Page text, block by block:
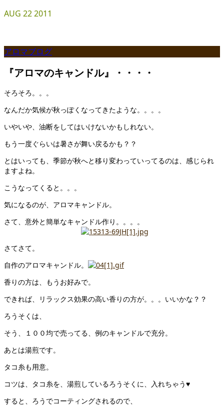
AUG 222011
アロマブログ
『アロマのキャンドル』・・・・
そろそろ。。。
なんだか気候が秋っぽくなってきたような。。。。
いやいや、油断をしてはいけないかもしれない。
もう一度ぐらいは暑さが舞い戻るかも？？
とはいっても、季節が秋へと移り変わっていってるのは、感じられ
ますよね。
こうなってくると。。。
気になるのが、アロマキャンドル。
さて、意外と簡単なキャンドル作り。。。。
さてさて。
自作のアロマキャンドル。
香りの方は、もうお好みで。
できれば、リラックス効果の高い香りの方が。。。いいかな？？
ろうそくは、
そう、１００均で売ってる、例のキャンドルで充分。
あとは湯煎です。
タコ糸も用意。
コツは、タコ糸を、湯煎しているろうそくに、入れちゃう♥
すると、ろうでコーティングされるので、